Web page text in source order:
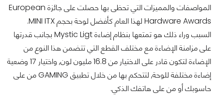
المواصفات والمميزات التي تحظى بها حصلت على جائزة European
Hardware Awards لهذا العام كأفضل لوحة بحجم MINI ITX.
السبب وراء ذلك هو تمتعها بنظام إضاءة Mystic Ligt بجانب قدرتها
على مزامنة الإضاءة مع مختلف القطع التي تتضمن هذا النوع من
الإضاءة لتكون قادر على الاختيار من 16.8 مليون لون, واختيار 17 وضعية
إضاءة مختلفة للوحة, لتتحكم بها من خلال تطبيق GAMING من على
حاسوبك أو من على هاتفك الذكي.